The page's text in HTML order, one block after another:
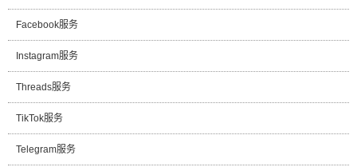
Facebook服务
Instagram服务
Threads服务
TikTok服务
Telegram服务